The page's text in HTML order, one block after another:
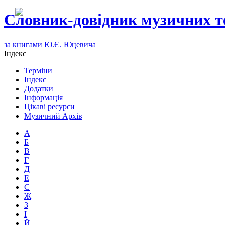
Словник-довідник музичних
за книгами Ю.Є. Юцевича
Індекс
Терміни
Індекс
Додатки
Інформація
Цікаві ресурси
Музичний Архів
А
Б
В
Г
Д
Е
Є
Ж
З
І
Й